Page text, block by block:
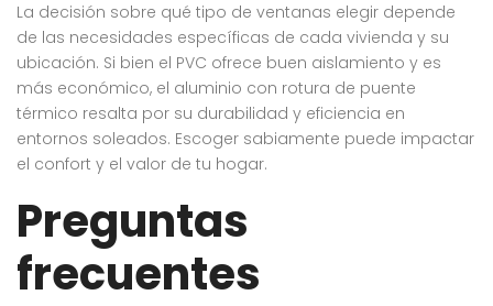
La decisión sobre qué tipo de ventanas elegir depende
de las necesidades específicas de cada vivienda y su
ubicación. Si bien el PVC ofrece buen aislamiento y es
más económico, el aluminio con rotura de puente
térmico resalta por su durabilidad y eficiencia en
entornos soleados. Escoger sabiamente puede impactar
el confort y el valor de tu hogar.
Preguntas
frecuentes